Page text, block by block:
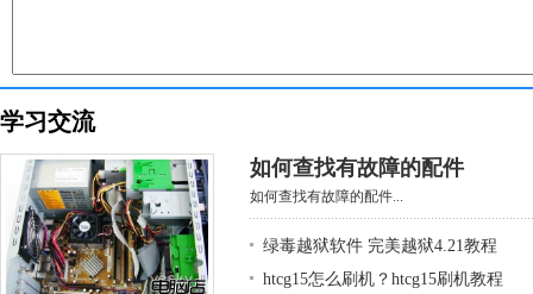
学习交流
如何查找有故障的配件
如何查找有故障的配件...
绿毒越狱软件 完美越狱4.21教程
htcg15怎么刷机？htcg15刷机教程